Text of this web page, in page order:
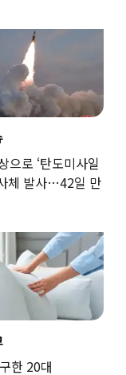
으로 ‘탄도미사일
체 발사…42일 만
한 20대